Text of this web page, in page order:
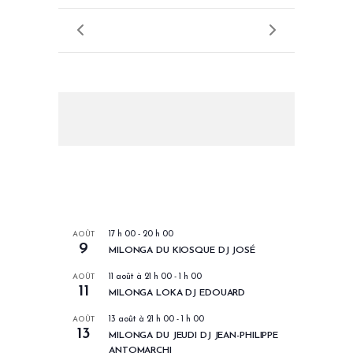
AOÛT
9
17 h 00 - 20 h 00
MILONGA DU KIOSQUE DJ JOSÉ
AOÛT
11
11 août à 21 h 00 - 1 h 00
MILONGA LOKA DJ EDOUARD
AOÛT
13
13 août à 21 h 00 - 1 h 00
MILONGA DU JEUDI DJ JEAN-PHILIPPE
ANTOMARCHI